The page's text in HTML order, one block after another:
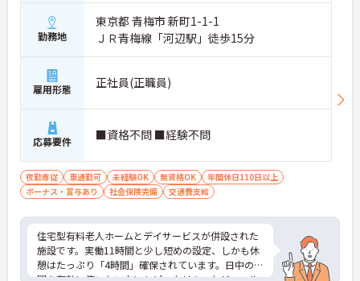
勤務地
東京都 青梅市 新町1-1-1
ＪＲ青梅線「河辺駅」徒歩15分
雇用形態 正社員(正職員)
応募要件 ■資格不問 ■経験不問
夜勤専従 車通勤可 未経験OK 無資格OK
年間休日110日以上
ボーナス・賞与あり
社会保険完備 交通費支給
住宅型有料老人ホームとデイサービスが併設された
施設です。実働11時間と少し短めの設定、しかも休
憩はたっぷり「4時間」確保されています。日中の時